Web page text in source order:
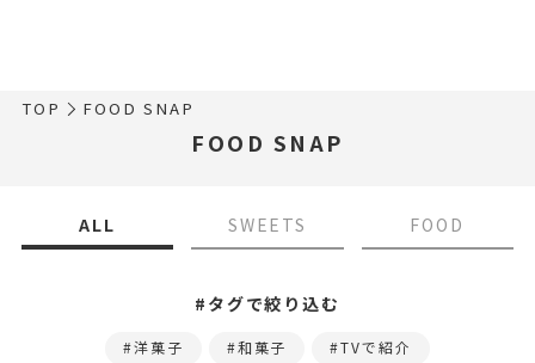
TOP FOOD SNAP
FOOD SNAP
ALL SWEETS FOOD
#タグで絞り込む
洋菓子 和菓子 TVで紹介